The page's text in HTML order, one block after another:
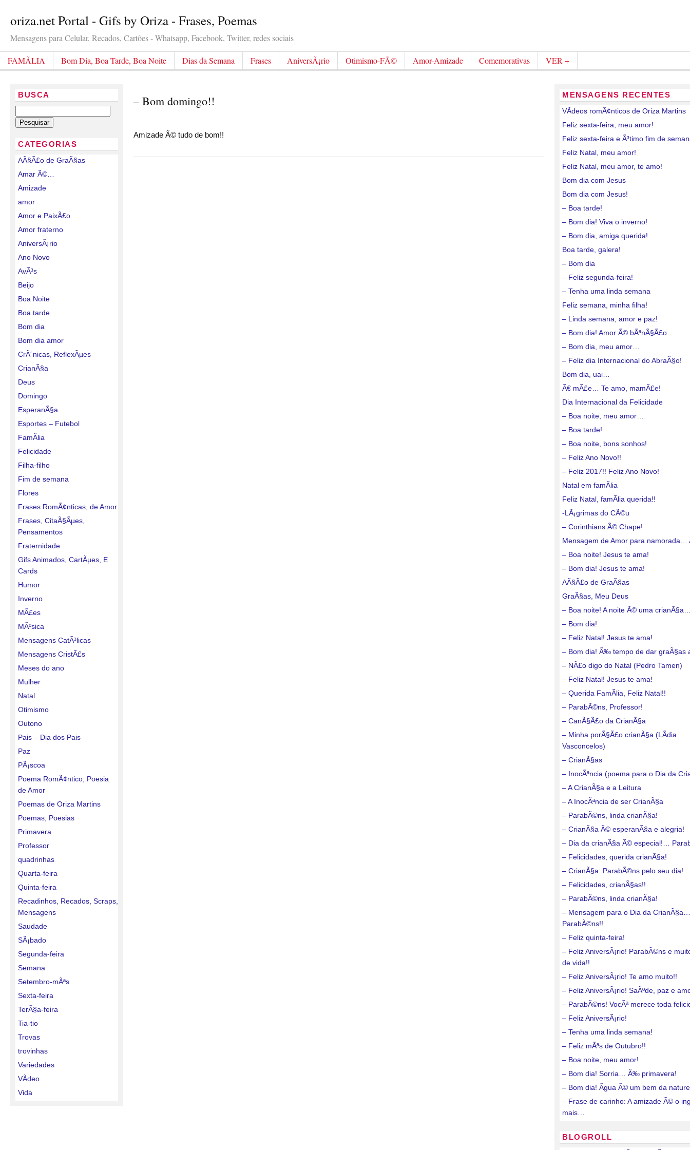
oriza.net Portal - Gifs by Oriza - Frases, Poemas
Mensagens para Celular, Recados, Cartões - Whatsapp, Facebook, Twitter, redes sociais
FAMÃLIA Bom Dia, Boa Tarde, Boa Noite Dias da Semana Frases AniversÃ¡rio Otimismo-FÃ© Amor-Amizade Comemorativas VER +
BUSCA
CATEGORIAS
AÃ§Ã£o de GraÃ§as
Amar Ã©…
Amizade
amor
Amor e PaixÃ£o
Amor fraterno
AniversÃ¡rio
Ano Novo
AvÃ³s
Beijo
Boa Noite
Boa tarde
Bom dia
Bom dia amor
CrÃ´nicas, ReflexÃµes
CrianÃ§a
Deus
Domingo
EsperanÃ§a
Esportes – Futebol
FamÃ­lia
Felicidade
Filha-filho
Fim de semana
Flores
Frases RomÃ¢nticas, de Amor
Frases, CitaÃ§Ãµes,
Pensamentos
Fraternidade
Gifs Animados, CartÃµes, E
Cards
Humor
Inverno
MÃ£es
MÃºsica
Mensagens CatÃ³licas
Mensagens CristÃ£s
Meses do ano
Mulher
Natal
Otimismo
Outono
Pais – Dia dos Pais
Paz
PÃ¡scoa
Poema RomÃ¢ntico, Poesia
de Amor
Poemas de Oriza Martins
Poemas, Poesias
Primavera
Professor
quadrinhas
Quarta-feira
Quinta-feira
Recadinhos, Recados, Scraps,
Mensagens
Saudade
SÃ¡bado
Segunda-feira
Semana
Setembro-mÃªs
Sexta-feira
TerÃ§a-feira
Tia-tio
Trovas
trovinhas
Variedades
VÃ­deo
Vida
– Bom domingo!!
Amizade Ã© tudo de bom!!
MENSAGENS RECENTES
VÃ­deos romÃ¢nticos de Oriza Martins
Feliz sexta-feira, meu amor!
Feliz sexta-feira e Ã³timo fim de
Feliz Natal, meu amor!
Feliz Natal, meu amor, te amo!
Bom dia com Jesus
Bom dia com Jesus!
– Boa tarde!
– Bom dia! Viva o inverno!
– Bom dia, amiga querida!
Boa tarde, galera!
– Bom dia
– Feliz segunda-feira!
– Tenha uma linda semana
Feliz semana, minha filha!
– Linda semana, amor e paz!
– Bom dia! Amor Ã© bÃªnÃ§Ã£o…
– Bom dia, meu amor…
– Feliz dia Internacional do AbraÃ§o!
Bom dia, uai…
Ã€ mÃ£e… Te amo, mamÃ£e!
Dia Internacional da Felicidade
– Boa noite, meu amor…
– Boa tarde!
– Boa noite, bons sonhos!
– Feliz Ano Novo!!
– Feliz 2017!! Feliz Ano Novo!
Natal em famÃ­lia
Feliz Natal, famÃ­lia querida!!
-LÃ¡grimas do CÃ©u
– Corinthians Ã© Chape!
Mensagem de Amor para namorada…
– Boa noite! Jesus te ama!
– Bom dia! Jesus te ama!
AÃ§Ã£o de GraÃ§as
GraÃ§as, Meu Deus
– Boa noite! A noite Ã© uma
– Bom dia!
– Feliz Natal! Jesus te ama!
– Bom dia! Ã‰ tempo de dar graÃ§as
– NÃ£o digo do Natal (Pedro Tamen)
– Feliz Natal! Jesus te ama!
– Querida FamÃ­lia, Feliz Natal!!
– ParabÃ©ns, Professor!
– CanÃ§Ã£o da CrianÃ§a
– Minha porÃ§Ã£o crianÃ§a (LÃ­dia
Vasconcelos)
– CrianÃ§as
– InocÃªncia (poema para o Dia da
– A CrianÃ§a e a Leitura
– A InocÃªncia de ser CrianÃ§a
– ParabÃ©ns, linda crianÃ§a!
– CrianÃ§a Ã© esperanÃ§a e alegria!
– Dia da crianÃ§a Ã© especial!…
– Felicidades, querida crianÃ§a!
– CrianÃ§a: ParabÃ©ns pelo seu dia!
– Felicidades, crianÃ§as!!
– ParabÃ©ns, linda crianÃ§a!
– Mensagem para o Dia da CrianÃ§a…
ParabÃ©ns!!
– Feliz quinta-feira!
– Feliz AniversÃ¡rio! ParabÃ©ns e
de vida!!
– Feliz AniversÃ¡rio! Te amo muito!!
– Feliz AniversÃ¡rio! SaÃºde, paz e
– ParabÃ©ns! VocÃª merece toda
– Feliz AniversÃ¡rio!
– Tenha uma linda semana!
– Feliz mÃªs de Outubro!!
– Boa noite, meu amor!
– Bom dia! Sorria… Ã‰ primavera!
– Bom dia! Ãgua Ã© um bem da
– Frase de carinho: A amizade Ã© o
mais…
BLOGROLL